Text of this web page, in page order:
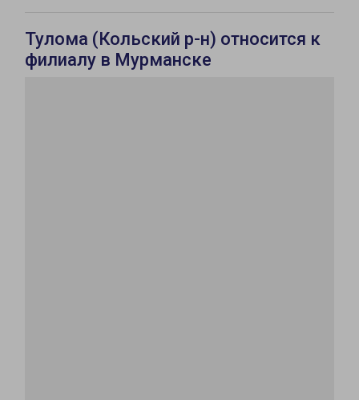
Тулома (Кольский р-н) относится к
филиалу в Мурманске